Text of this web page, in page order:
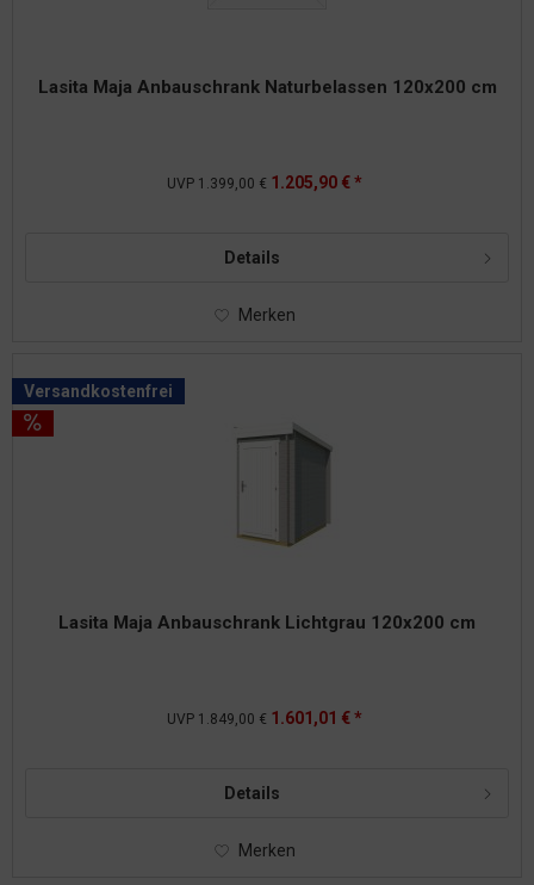
Lasita Maja Anbauschrank Naturbelassen 120x200 cm
UVP 1.399,00 € 1.205,90 € *
Details
Merken
Versandkostenfrei
Lasita Maja Anbauschrank Lichtgrau 120x200 cm
UVP 1.849,00 € 1.601,01 € *
Details
Merken